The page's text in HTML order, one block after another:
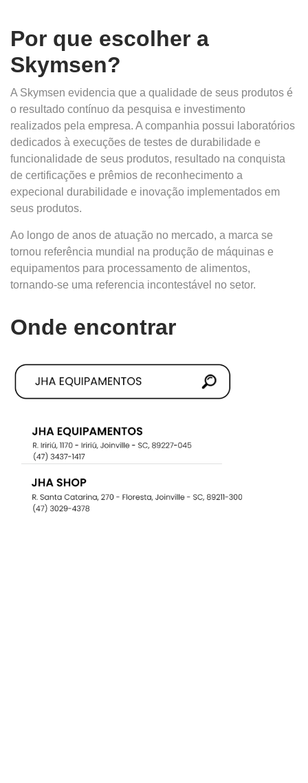
Por que escolher a
Skymsen?
A Skymsen evidencia que a qualidade de seus produtos é
o resultado contínuo da pesquisa e investimento
realizados pela empresa. A companhia possui laboratórios
dedicados à execuções de testes de durabilidade e
funcionalidade de seus produtos, resultado na conquista
de certificações e prêmios de reconhecimento a
expecional durabilidade e inovação implementados em
seus produtos.
Ao longo de anos de atuação no mercado, a marca se
tornou referência mundial na produção de máquinas e
equipamentos para processamento de alimentos,
tornando-se uma referencia incontestável no setor.
Onde encontrar